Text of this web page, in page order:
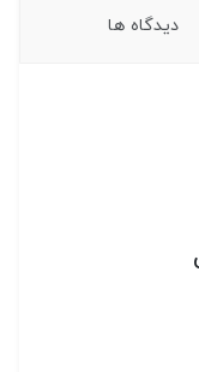
دیدگاه ها